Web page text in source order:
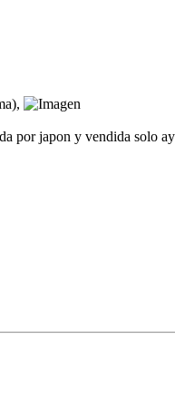
por japon y vendida solo